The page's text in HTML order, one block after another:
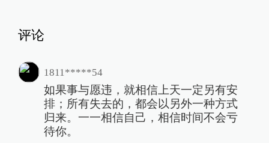
评论
1811*****54
如果事与愿违，就相信上天一定另有安
排；所有失去的，都会以另外一种方式
归来。一一相信自己，相信时间不会亏
待你。